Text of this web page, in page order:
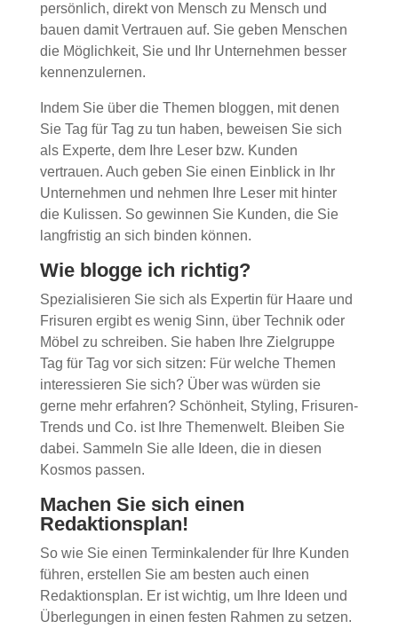
persönlich, direkt von Mensch zu Mensch und
bauen damit Vertrauen auf. Sie geben Menschen
die Möglichkeit, Sie und Ihr Unternehmen besser
kennenzulernen.
Indem Sie über die Themen bloggen, mit denen
Sie Tag für Tag zu tun haben, beweisen Sie sich
als Experte, dem Ihre Leser bzw. Kunden
vertrauen. Auch geben Sie einen Einblick in Ihr
Unternehmen und nehmen Ihre Leser mit hinter
die Kulissen. So gewinnen Sie Kunden, die Sie
langfristig an sich binden können.
Wie blogge ich richtig?
Spezialisieren Sie sich als Expertin für Haare und
Frisuren ergibt es wenig Sinn, über Technik oder
Möbel zu schreiben. Sie haben Ihre Zielgruppe
Tag für Tag vor sich sitzen: Für welche Themen
interessieren Sie sich? Über was würden sie
gerne mehr erfahren? Schönheit, Styling, Frisuren-
Trends und Co. ist Ihre Themenwelt. Bleiben Sie
dabei. Sammeln Sie alle Ideen, die in diesen
Kosmos passen.
Machen Sie sich einen
Redaktionsplan!
So wie Sie einen Terminkalender für Ihre Kunden
führen, erstellen Sie am besten auch einen
Redaktionsplan. Er ist wichtig, um Ihre Ideen und
Überlegungen in einen festen Rahmen zu setzen.